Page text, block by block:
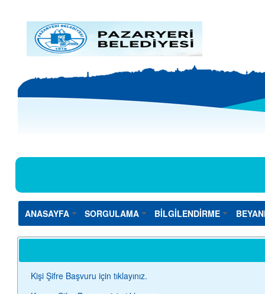
ANASAYFA SORGULAMA BİLGİLENDİRME
Kişi Şifre Başvuru için tıklayınız.